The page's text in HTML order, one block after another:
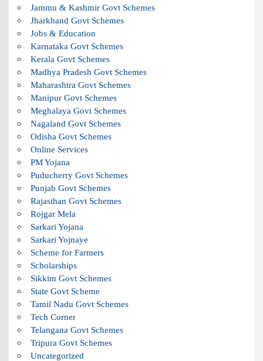
Jammu & Kashmir Govt Schemes
Jharkhand Govt Schemes
Jobs & Education
Karnataka Govt Schemes
Kerala Govt Schemes
Madhya Pradesh Govt Schemes
Maharashtra Govt Schemes
Manipur Govt Schemes
Meghalaya Govt Schemes
Nagaland Govt Schemes
Odisha Govt Schemes
Online Services
PM Yojana
Puducherry Govt Schemes
Punjab Govt Schemes
Rajasthan Govt Schemes
Rojgar Mela
Sarkari Yojana
Sarkari Yojnaye
Scheme for Farmers
Scholarships
Sikkim Govt Schemes
State Govt Scheme
Tamil Nadu Govt Schemes
Tech Corner
Telangana Govt Schemes
Tripura Govt Schemes
Uncategorized